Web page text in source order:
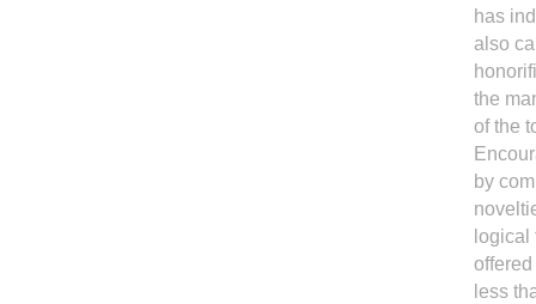
has
also
the
of the
by
logical
less